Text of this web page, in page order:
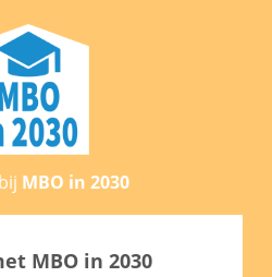
MBO in 2030
MBO in 2030